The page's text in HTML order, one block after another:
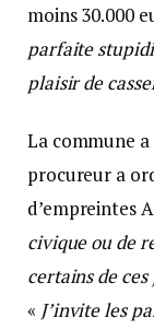
moins 30.000
parfaite
plaisir de
La commune
procureur a
d’empreintes
civique ou de
certains de ces
« J’invite les